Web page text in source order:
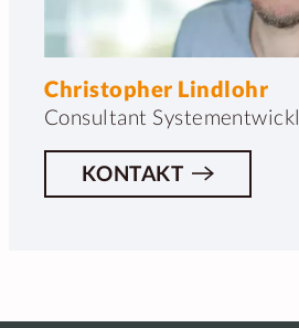
Christopher Lindlohr
Consultant
KONTAKT